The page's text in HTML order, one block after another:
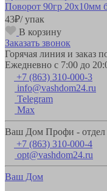
Поворот 90гр 20х10мм
43₽/ упак
В корзину
Заказать звонок
Горячая линия и заказ
Ежедневно с 7:00 до
+7 (863) 310-000-3
info@vashdom24.ru
Telegram
Max
Ваш Дом Профи - отдел
+7 (863) 310-000-4
opt@vashdom24.ru
Ваш Дом